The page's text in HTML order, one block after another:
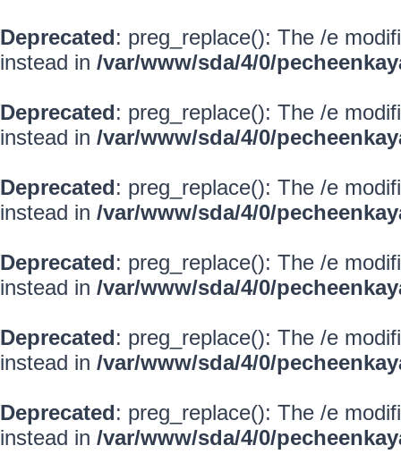
Deprecated: preg_replace(): The /e
instead in /var/www/sda/4/0/
Deprecated: preg_replace(): The /e
instead in /var/www/sda/4/0/
Deprecated: preg_replace(): The /e
instead in /var/www/sda/4/0/
Deprecated: preg_replace(): The /e
instead in /var/www/sda/4/0/
Deprecated: preg_replace(): The /e
instead in /var/www/sda/4/0/
Deprecated: preg_replace(): The /e
instead in /var/www/sda/4/0/